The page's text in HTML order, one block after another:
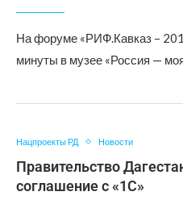
На форуме «РИФ.Кавказ –
минуты в музее «Россия —
Нацпроекты РД Новости
Правительство
соглашение с «1С»